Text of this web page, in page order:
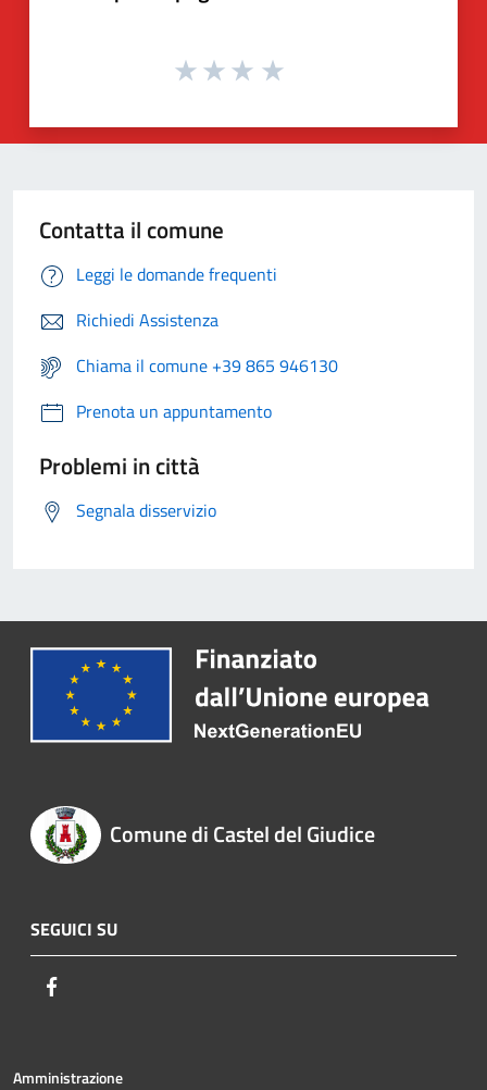
Contatta il comune
Leggi le domande frequenti
Richiedi Assistenza
Chiama il comune +39 865 946130
Prenota un appuntamento
Problemi in città
Segnala disservizio
Comune di Castel del Giudice
SEGUICI SU
Amministrazione